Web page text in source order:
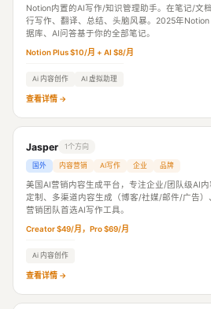
Notion内置的AI写作/知识管理助手。在笔记/文
行写作、翻译、总结、头脑风暴。2025年
据库、AI问答基于你的全部笔记。
Notion Plus $10/月 + AI $8/月
Ai 内容创作 AI 虚拟助理
查看详情 →
Jasper 1个方向
国外 内容营销 AI写作 企业 品牌
美国AI营销内容生成平台，专注企业/团队级AI
定制、多渠道内容生成（博客/社媒/邮件/广告
营销团队首选AI写作工具。
Creator $49/月，Pro $69/月
Ai 内容创作
查看详情 →